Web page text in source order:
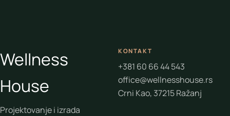
Wellness
House
Projektovanje i izrada
KONTAKT
+381 60 66 44 543
office@wellnesshouse.rs
Crni Kao, 37215 Ražanj